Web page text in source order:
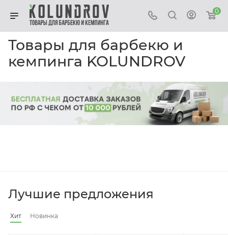
0
Товары для барбекю и
кемпинга KOLUNDROV
Лучшие предложения
Хит Новинка